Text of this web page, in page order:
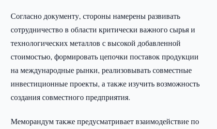
Согласно документу, стороны намерены развивать
сотрудничество в области критически важного сырья и
технологических металлов с высокой добавленной
стоимостью, формировать цепочки поставок продукции
на международные рынки, реализовывать совместные
инвестиционные проекты, а также изучить возможность
создания совместного предприятия.
Меморандум также предусматривает взаимодействие по